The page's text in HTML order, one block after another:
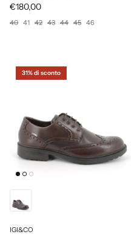
€180,00
40 41 42 43 44 45 46
31% di sconto
IGI&CO